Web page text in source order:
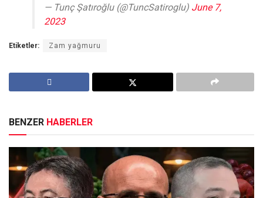
— Tunç Şatıroğlu (@TuncSatiroglu) June 7,
2023
Etiketler: Zam yağmuru
BENZER HABERLER